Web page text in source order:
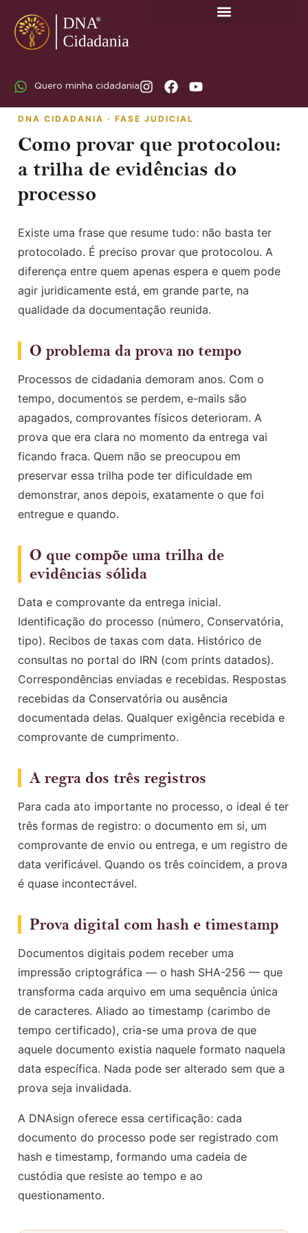
Quero minha cidadania
DNA CIDADANIA · FASE JUDICIAL
Como provar que protocolou:
a trilha de evidências do
processo
Existe uma frase que resume tudo: não basta ter
protocolado. É preciso provar que protocolou. A
diferença entre quem apenas espera e quem pode
agir juridicamente está, em grande parte, na
qualidade da documentação reunida.
O problema da prova no tempo
Processos de cidadania demoram anos. Com o
tempo, documentos se perdem, e-mails são
apagados, comprovantes físicos deterioram. A
prova que era clara no momento da entrega vai
ficando fraca. Quem não se preocupou em
preservar essa trilha pode ter dificuldade em
demonstrar, anos depois, exatamente o que foi
entregue e quando.
O que compõe uma trilha de
evidências sólida
Data e comprovante da entrega inicial.
Identificação do processo (número, Conservatória,
tipo). Recibos de taxas com data. Histórico de
consultas no portal do IRN (com prints datados).
Correspondências enviadas e recebidas. Respostas
recebidas da Conservatória ou ausência
documentada delas. Qualquer exigência recebida e
comprovante de cumprimento.
A regra dos três registros
Para cada ato importante no processo, o ideal é ter
três formas de registro: o documento em si, um
comprovante de envio ou entrega, e um registro de
data verificável. Quando os três coincidem, a prova
é quase incontестável.
Prova digital com hash e timestamp
Documentos digitais podem receber uma
impressão criptográfica — o hash SHA-256 — que
transforma cada arquivo em uma sequência única
de caracteres. Aliado ao timestamp (carimbo de
tempo certificado), cria-se uma prova de que
aquele documento existia naquele formato naquela
data específica. Nada pode ser alterado sem que a
prova seja invalidada.
A DNAsign oferece essa certificação: cada
documento do processo pode ser registrado com
hash e timestamp, formando uma cadeia de
custódia que resiste ao tempo e ao
questionamento.